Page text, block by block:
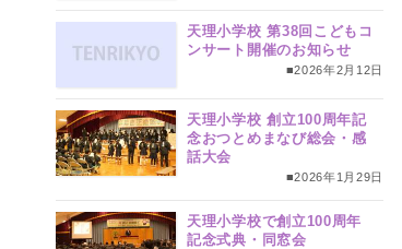
天理小学校 第38回こどもコ
ンサート開催のお知らせ
■2026年2月12日
天理小学校 創立100周年記
念おつとめまなび総会・感
話大会
■2026年1月29日
天理小学校で創立100周年
記念式典・同窓会